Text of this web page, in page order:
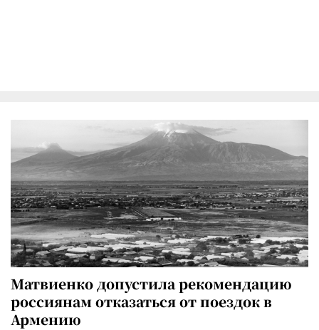
Матвиенко допустила рекомендацию
россиянам отказаться от поездок в
Армению